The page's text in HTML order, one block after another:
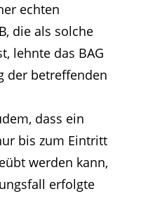
echten
die als solche
lehnte das BAG
der betreffenden
dass ein
bis zum Eintritt
werden kann,
erfolgte